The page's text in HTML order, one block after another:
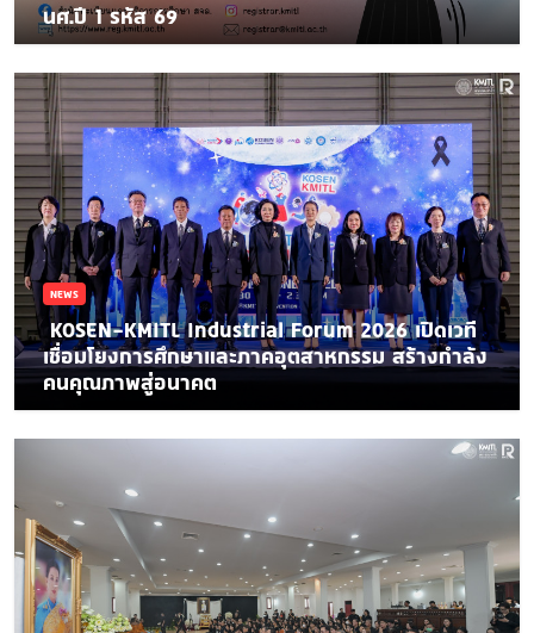
นศ.ปี 1 รหัส 69
NEWS
​ KOSEN–KMITL Industrial Forum 2026 เปิดเวที
เชื่อมโยงการศึกษาและภาคอุตสาหกรรม สร้างกำลัง
คนคุณภาพสู่อนาคต